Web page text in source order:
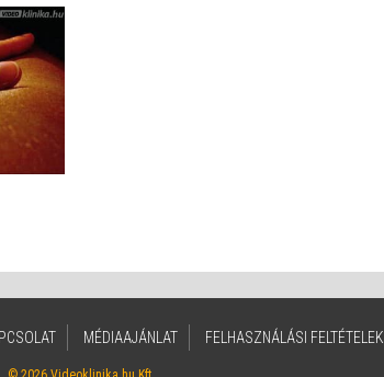
MÉDIAAJÁNLAT FELHASZNÁLÁSI FELTÉTELEK